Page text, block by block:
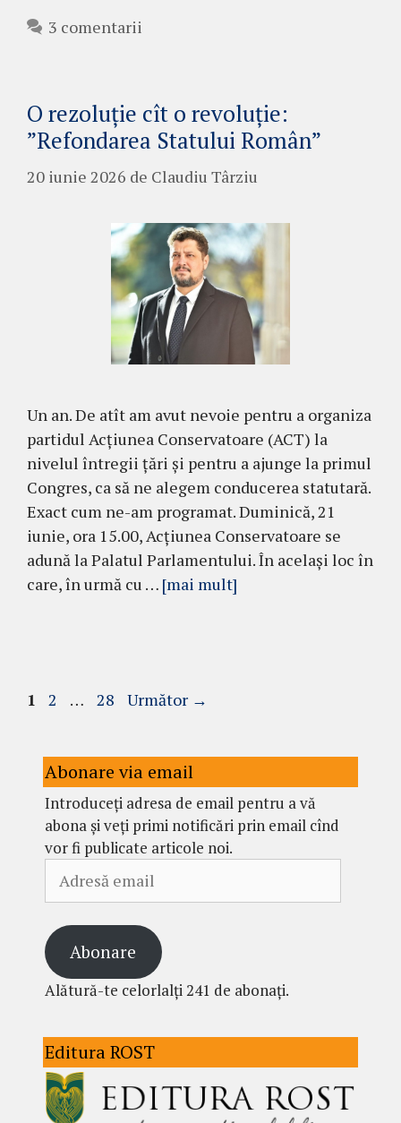
3 comentarii
O rezoluție cît o revoluție:
”Refondarea Statului Român”
20 iunie 2026 de Claudiu Târziu
Un an. De atît am avut nevoie pentru a organiza
partidul Acțiunea Conservatoare (ACT) la
nivelul întregii țări și pentru a ajunge la primul
Congres, ca să ne alegem conducerea statutară.
Exact cum ne-am programat. Duminică, 21
iunie, ora 15.00, Acțiunea Conservatoare se
adună la Palatul Parlamentului. În același loc în
care, în urmă cu … [mai mult]
Pagina
1 Pagina
2 … Pagina
28 Următor →
Abonare via email
Introduceți adresa de email pentru a vă
abona și veți primi notificări prin email cînd
vor fi publicate articole noi.
email
Abonare
Alătură-te celorlalți 241 de abonați.
Editura ROST